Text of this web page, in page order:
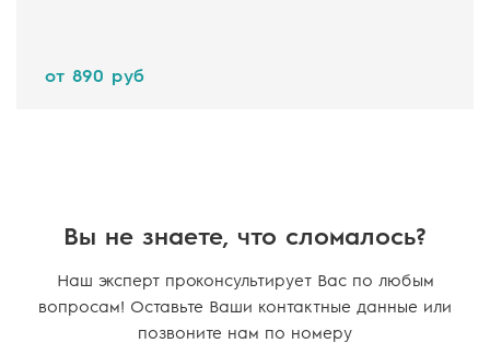
от 890 руб
Вы не знаете, что сломалось?
Наш эксперт проконсультирует Вас по любым
вопросам! Оставьте Ваши контактные данные или
позвоните нам по номеру